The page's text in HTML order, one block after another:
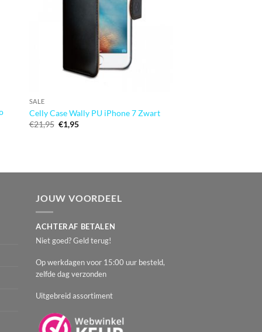
SALE
Celly Case Wally PU iPhone 7 Zwart
€21,95 Oorspronkelijke
prijs
€1,95Huidige
JOUW VOORDEEL
ACHTERAF BETALEN
Niet goed? Geld terug!
Op werkdagen voor 15:00 uur besteld,
zelfde dag verzonden
Uitgebreid assortiment